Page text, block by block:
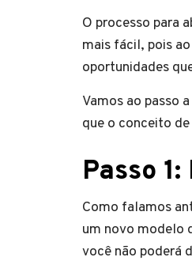
O processo para
mais fácil, pois
oportunidades
Vamos ao passo
que o conceito
Passo
Como falamos
um novo modelo
você não poderá